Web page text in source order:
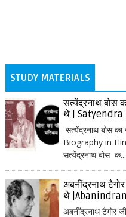
STUDY MATERIALS
सत्येंद्रनाथ बोस
थे | Satyendra
सत्येंद्रनाथ बोस
Biography in
सत्येंद्रनाथ बोस क...
अबनींद्रनाथ
थे
अबनींद्रनाथ टैगोर